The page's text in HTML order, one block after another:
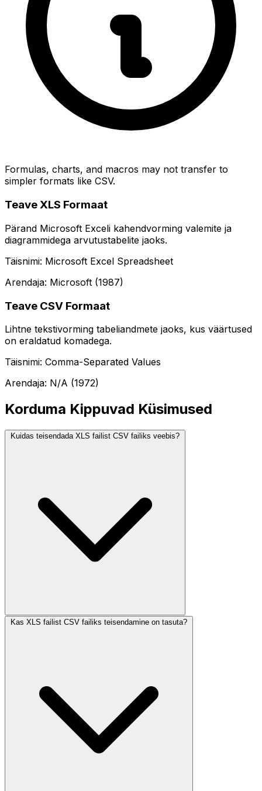
Formulas, charts, and macros may not transfer to
simpler formats like CSV.
Teave XLS Formaat
Pärand Microsoft Exceli kahendvorming valemite ja
diagrammidega arvutustabelite jaoks.
Täisnimi: Microsoft Excel Spreadsheet
Arendaja: Microsoft (1987)
Teave CSV Formaat
Lihtne tekstivorming tabeliandmete jaoks, kus väärtused
on eraldatud komadega.
Täisnimi: Comma-Separated Values
Arendaja: N/A (1972)
Korduma Kippuvad Küsimused
Kuidas teisendada XLS failist CSV failiks veebis?
Kas XLS failist CSV failiks teisendamine on tasuta?